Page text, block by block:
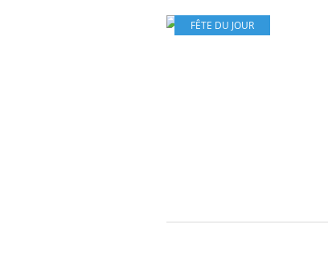
FÊTE DU JOUR